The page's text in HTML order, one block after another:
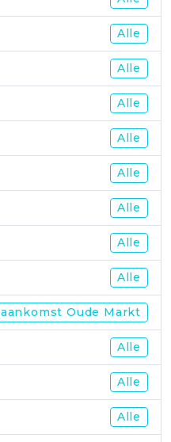
Alle
Alle
Alle
Alle
Alle
Alle
Alle
Alle
aankomst Oude Markt
Alle
Alle
Alle